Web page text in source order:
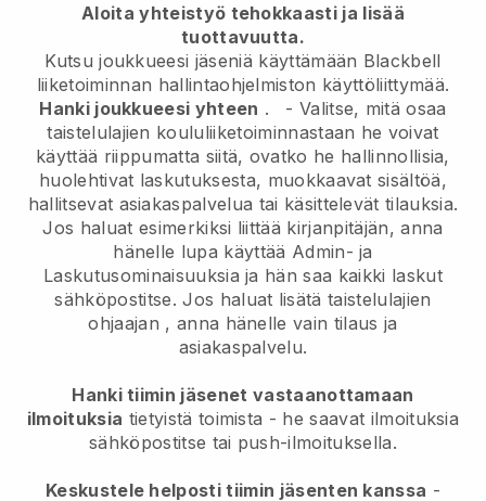
Aloita yhteistyö tehokkaasti ja lisää
tuottavuutta.
Kutsu joukkueesi jäseniä käyttämään Blackbell
liiketoiminnan hallintaohjelmiston käyttöliittymää.
Hanki joukkueesi yhteen . - Valitse, mitä osaa
taistelulajien koululiiketoiminnastaan he voivat
käyttää riippumatta siitä, ovatko he hallinnollisia,
huolehtivat laskutuksesta, muokkaavat sisältöä,
hallitsevat asiakaspalvelua tai käsittelevät tilauksia.
Jos haluat esimerkiksi liittää kirjanpitäjän, anna
hänelle lupa käyttää Admin- ja
Laskutusominaisuuksia ja hän saa kaikki laskut
sähköpostitse.Jos haluat lisätä taistelulajien
ohjaajan , anna hänelle vain tilaus ja
asiakaspalvelu.
Hanki tiimin jäsenet vastaanottamaan
ilmoituksia tietyistä toimista - he saavat ilmoituksia
sähköpostitse tai push-ilmoituksella.
Keskustele helposti tiimin jäsenten kanssa -